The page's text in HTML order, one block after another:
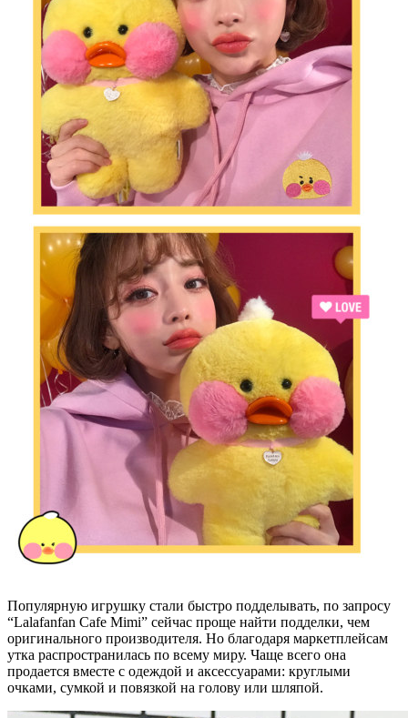
Популярную игрушку стали быстро подделывать, по запросу
“Lalafanfan Cafe Mimi” сейчас проще найти подделки, чем
оригинального производителя. Но благодаря маркетплейсам
утка распространилась по всему миру. Чаще всего она
продается вместе с одеждой и аксессуарами: круглыми
очками, сумкой и повязкой на голову или шляпой.